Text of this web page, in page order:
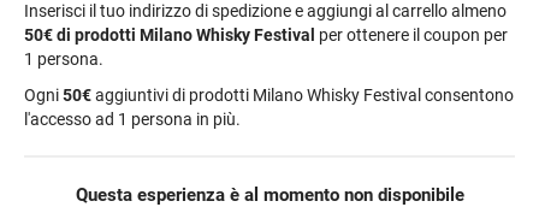
Inserisci il tuo indirizzo di spedizione e aggiungi al carrello almeno
50€di prodotti Milano Whisky Festival per ottenere il coupon per
1 persona.
Ogni50€aggiuntivi di prodotti Milano Whisky Festival consentono
l'accesso ad 1 persona in più.
Questa esperienza è al momento non disponibile